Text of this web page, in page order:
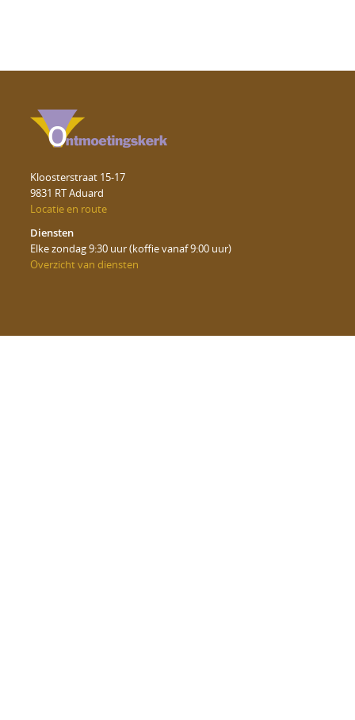
Kloosterstraat 15-17
9831 RT Aduard
Locatie en route
Diensten
Elke zondag 9:30 uur (koffie vanaf 9:00 uur)
Overzicht van diensten